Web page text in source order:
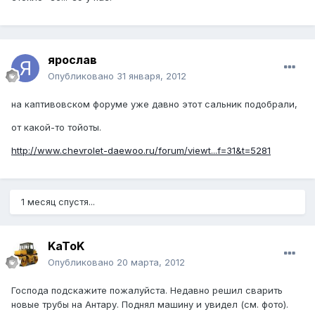
ярослав
Опубликовано 31 января, 2012
на каптивовском форуме уже давно этот сальник подобрали,
от какой-то тойоты.
http://www.chevrolet-daewoo.ru/forum/viewt...f=31&t=5281
1 месяц спустя...
KaToK
Опубликовано 20 марта, 2012
Господа подскажите пожалуйста. Недавно решил сварить
новые трубы на Антару. Поднял машину и увидел (см. фото).